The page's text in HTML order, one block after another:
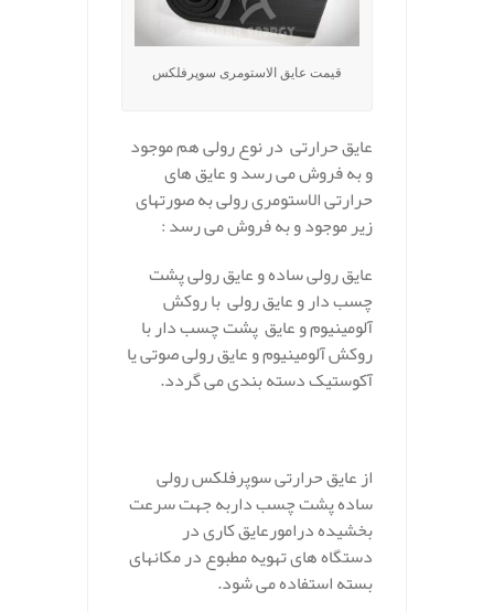
قیمت عایق الاستومری سوپرفلکس
عایق حرارتی در نوع رولی هم موجود
و به فروش می رسد و عایق های
حرارتی الاستومری رولی به صورتهای
زیر موجود و به فروش می رسد :
عایق رولی ساده و عایق رولی پشت
چسب دار و عایق رولی با روکش
آلومینیوم و عایق پشت چسب دار با
روکش آلومینیوم و عایق رولی صوتی یا
آکوستیک دسته بندی می گردد.
از عایق حرارتی سوپرفلکس رولی
ساده پشت چسب داربه جهت سرعت
بخشیده درامورعایق کاری در
دستگاه ­های تهویه مطبوع در مکانهای
بسته استفاده می شود.